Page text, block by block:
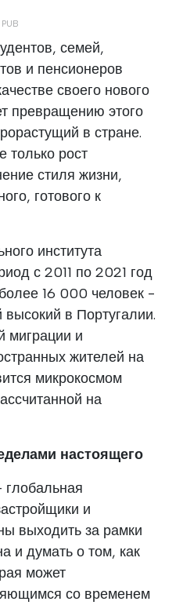
семей,
и пенсионеров
своего нового
превращению этого
в стране.
только рост
стиля жизни,
готового к
института
с 2011 по 2021 год
16 000 человек -
в Португалии.
миграции и
жителей на
микрокосмом
на
настоящего
и
выходить за рамки
и думать о том, как
может
со временем